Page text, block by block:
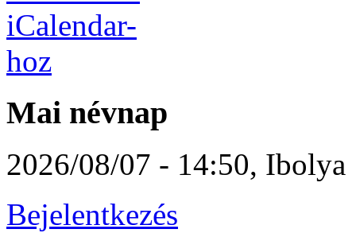
Mai névnap
2026/08/07 - 14:50, Ibolya
Bejelentkezés